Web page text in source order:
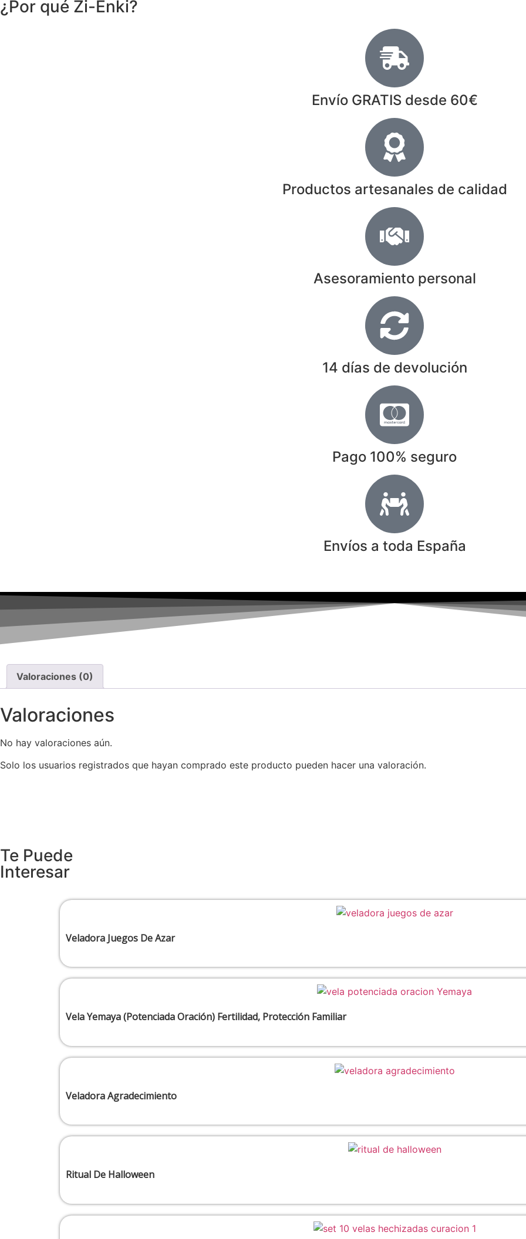
¿Por qué Zi-Enki?
Envío GRATIS desde 60€
Productos artesanales de calidad
Asesoramiento personal
14 días de devolución
Pago 100% seguro
Envíos a toda España
Valoraciones (0)
Valoraciones
No hay valoraciones aún.
Solo los usuarios registrados que hayan comprado este producto pueden hacer una valoración.
Te Puede
Interesar
Veladora Juegos De Azar
Vela Yemaya (Potenciada Oración) Fertilidad, Protección Familiar
Veladora Agradecimiento
Ritual De Halloween